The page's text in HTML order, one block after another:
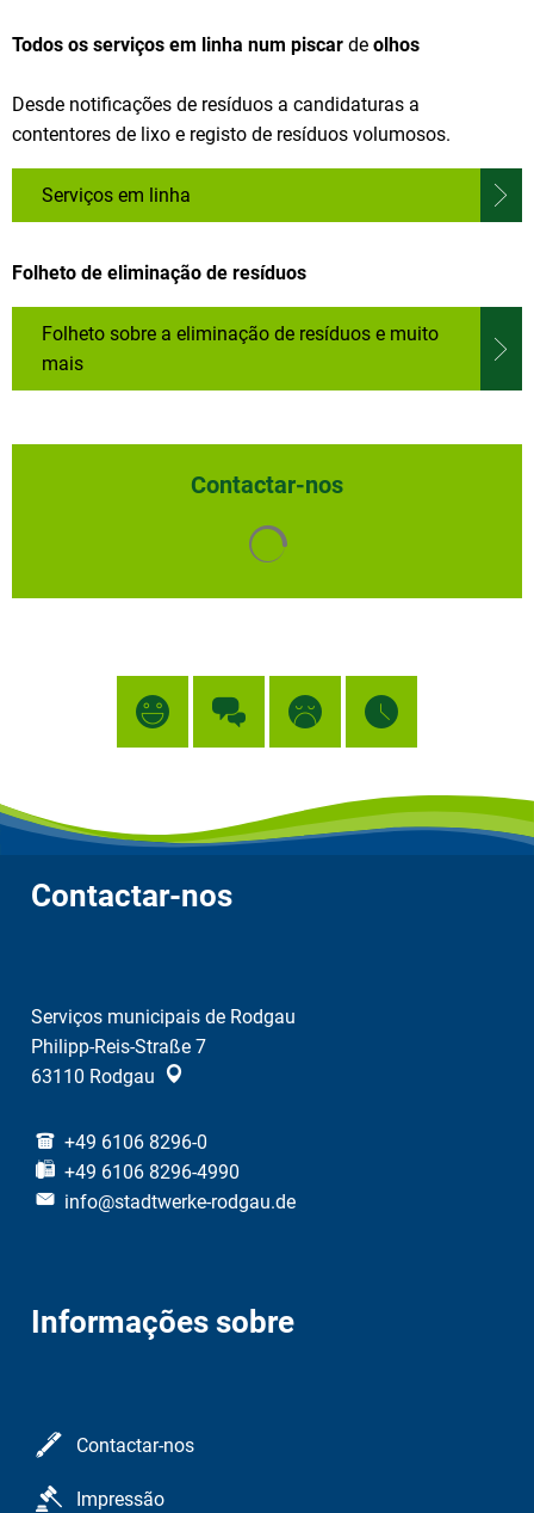
Todos os serviços em linha num piscar de olhos
Desde notificações de resíduos a candidaturas a
contentores de lixo e registo de resíduos volumosos.
Serviços em linha
Folheto de eliminação de resíduos
Folheto sobre a eliminação de resíduos e muito
mais
Contactar-nos
Contactar-nos
Serviços municipais de Rodgau
Philipp-Reis-Straße 7
63110 Rodgau
+49 6106 8296-0
+49 6106 8296-4990
info@stadtwerke-rodgau.de
Informações sobre
Contactar-nos
Impressão